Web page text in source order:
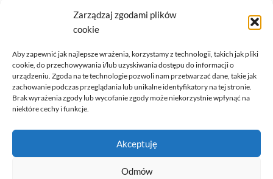
Zarządzaj zgodami plików
cookie
Aby zapewnić jak najlepsze wrażenia, korzystamy z technologii, takich jak pliki
cookie, do przechowywania i/lub uzyskiwania dostępu do informacji o
urządzeniu. Zgoda na te technologie pozwoli nam przetwarzać dane, takie jak
zachowanie podczas przeglądania lub unikalne identyfikatory na tej stronie.
Brak wyrażenia zgody lub wycofanie zgody może niekorzystnie wpłynąć na
niektóre cechy i funkcje.
Akceptuję
Odmów
Yasumi(164) zdrowe zęby
zdrowie
© 2026 Only You - portal dla kobiet (uroda, moda, zdrowie)
opracowanie:AZDOBRESTRONY